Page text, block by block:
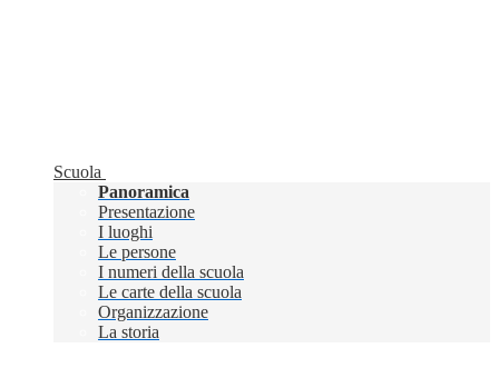
Scuola
Panoramica
Presentazione
I luoghi
Le persone
I numeri della scuola
Le carte della scuola
Organizzazione
La storia